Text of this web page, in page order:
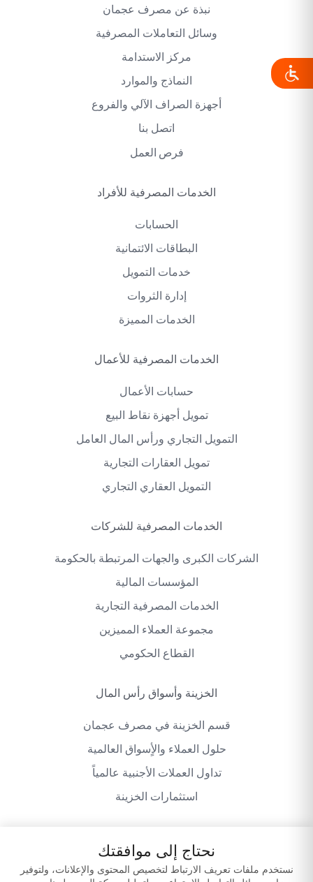
نبذة عن مصرف عجمان
وسائل التعاملات المصرفية
مركز الاستدامة
النماذج والموارد
أجهزة الصراف الآلي والفروع
اتصل بنا
فرص العمل
الخدمات المصرفية للأفراد
الحسابات
البطاقات الائتمانية
خدمات التمويل
إدارة الثروات
الخدمات المميزة
الخدمات المصرفية للأعمال
حسابات الأعمال
تمويل أجهزة نقاط البيع
التمويل التجاري ورأس المال العامل
تمويل العقارات التجارية
التمويل العقاري التجاري
الخدمات المصرفية للشركات
الشركات الكبرى والجهات المرتبطة بالحكومة
المؤسسات المالية
الخدمات المصرفية التجارية
مجموعة العملاء المميزين
القطاع الحكومي
الخزينة وأسواق رأس المال
قسم الخزينة في مصرف عجمان
حلول العملاء والأٍسواق العالمية
تداول العملات الأجنبية عالمياً
استثمارات الخزينة
سياسة الخصوصية
شروط وأحكام الموقع
نحتاج إلى موافقتك
نستخدم ملفات تعريف الارتباط لتخصيص المحتوى والإعلانات، ولتوفير